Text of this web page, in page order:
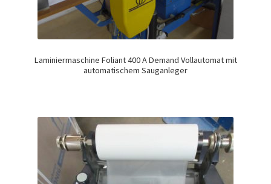
Laminiermaschine Foliant 400 A Demand Vollautomat mit
automatischem Sauganleger